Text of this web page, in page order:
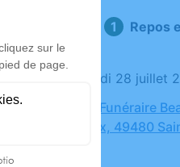
Repos
Le vendredi 28 juillet
Chambre Funéraire
Fousseaux, 49480